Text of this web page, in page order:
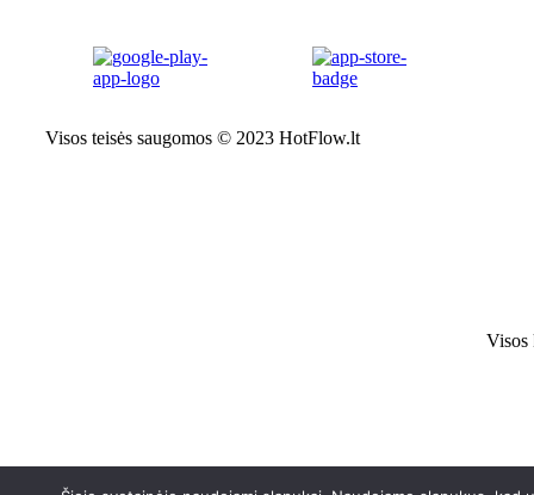
Visos teisės saugomos © 2023 HotFlow.lt
Visos